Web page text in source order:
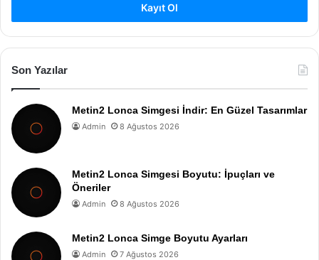
Kayıt Ol
Son Yazılar
Metin2 Lonca Simgesi İndir: En Güzel Tasarımlar
Admin 8 Ağustos 2026
Metin2 Lonca Simgesi Boyutu: İpuçları ve
Öneriler
Admin 8 Ağustos 2026
Metin2 Lonca Simge Boyutu Ayarları
Admin 7 Ağustos 2026